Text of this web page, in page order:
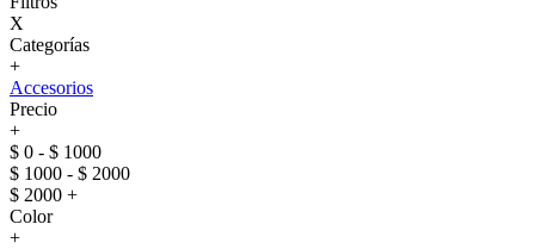
X
Categorías
+
Accesorios
Precio
+
$ 0 - $ 1000
$ 1000 - $ 2000
$ 2000 +
Color
+